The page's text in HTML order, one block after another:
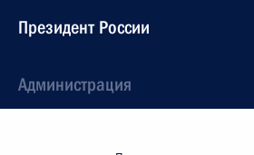
Президент России
Администрация